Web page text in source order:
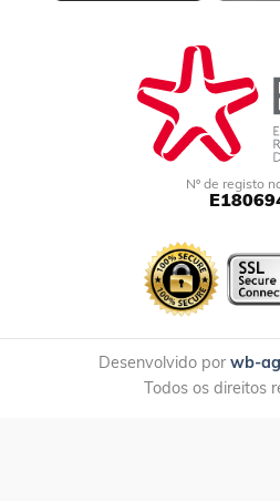
Nº de registo
Desenvolvido por wb-
Todos os direitos